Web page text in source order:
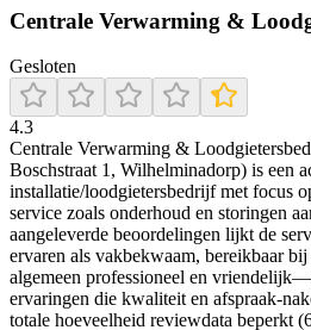
Centrale Verwarming &
Gesloten
4.3
Centrale Verwarming &
Boschstraat 1, Wilhelminadorp) is een
installatie/loodgietersbedrijf met focus
service zoals onderhoud en storingen
aangeleverde beoordelingen lijkt de
ervaren als vakbekwaam, bereikbaar
algemeen professioneel en
ervaringen die kwaliteit en afspraak-
totale hoeveelheid reviewdata beperkt